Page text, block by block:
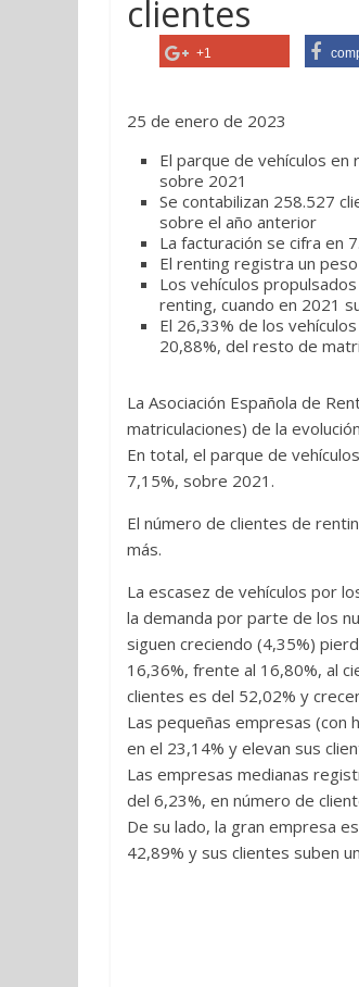
clientes
+1
25 de enero de 2023
El parque de vehículos
sobre 2021
Se contabilizan 258.527
sobre el año anterior
La facturación se cifra en
El renting registra un
Los vehículos
renting, cuando en 2021
El 26,33% de los
20,88%, del resto de
La Asociación Española de
matriculaciones) de la
En total, el parque de
7,15%, sobre 2021.
El número de clientes de
más.
La escasez de vehículos por
la demanda por parte de los
siguen creciendo (4,35%)
16,36%, frente al 16,80%, al
clientes es del 52,02% y
Las pequeñas empresas (con
en el 23,14% y elevan sus
Las empresas medianas
del 6,23%, en número de
De su lado, la gran empresa
42,89% y sus clientes suben